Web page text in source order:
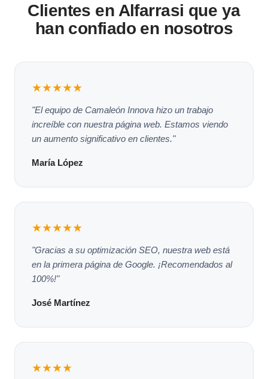
Clientes en Alfarrasi que ya
han confiado en nosotros
★★★★★
"El equipo de Camaleón Innova hizo un trabajo
increíble con nuestra página web. Estamos viendo
un aumento significativo en clientes."
María López
★★★★★
"Gracias a su optimización SEO, nuestra web está
en la primera página de Google. ¡Recomendados al
100%!"
José Martínez
★★★★